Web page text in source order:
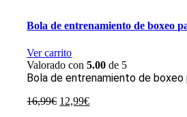
Bola de entrenamiento de boxeo
Ver carrito
Valorado con5.00 de 5
Bola de entrenamiento de boxeo
16,99€ El
12,99€El